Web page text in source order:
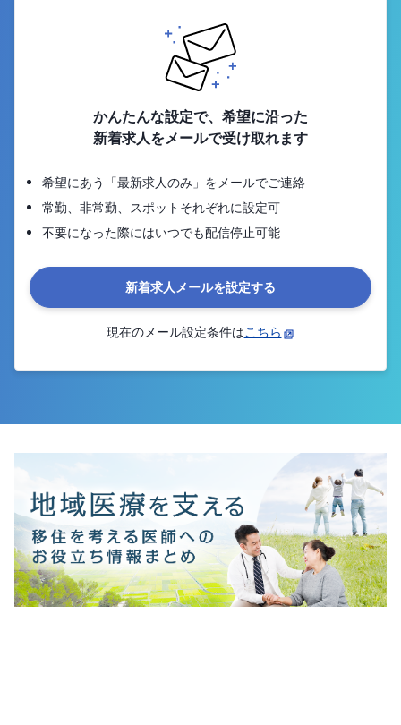
かんたんな設定で、希望に沿った
新着求人をメールで受け取れます
希望にあう「最新求人のみ」をメールでご連絡
常勤、非常勤、スポットそれぞれに設定可
不要になった際にはいつでも配信停止可能
新着求人メールを設定する
現在のメール設定条件はこちら